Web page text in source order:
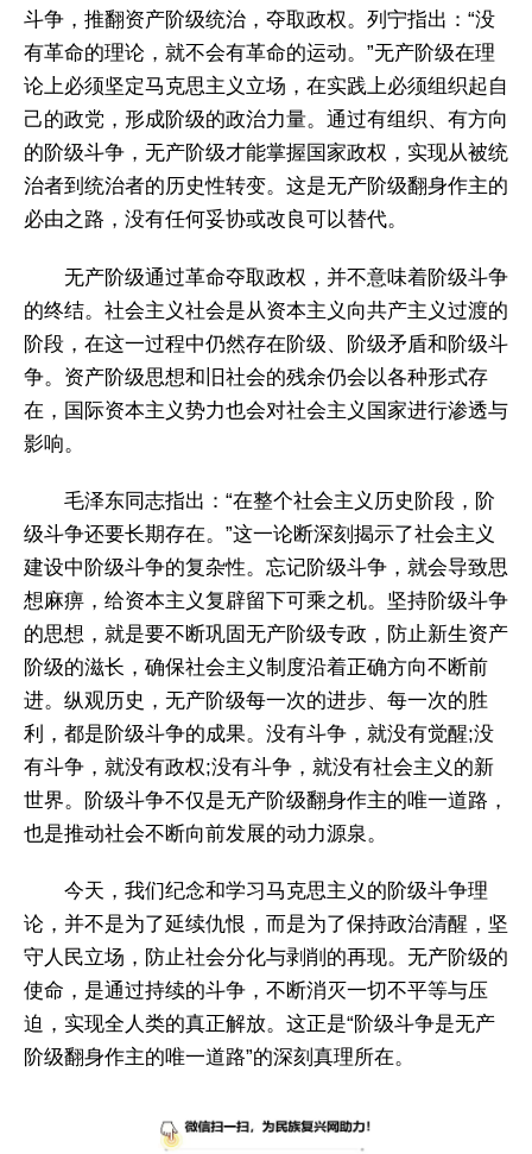
斗争，推翻资产阶级统治，夺取政权。列宁指出：“没
有革命的理论，就不会有革命的运动。”无产阶级在理
论上必须坚定马克思主义立场，在实践上必须组织起自
己的政党，形成阶级的政治力量。通过有组织、有方向
的阶级斗争，无产阶级才能掌握国家政权，实现从被统
治者到统治者的历史性转变。这是无产阶级翻身作主的
必由之路，没有任何妥协或改良可以替代。
无产阶级通过革命夺取政权，并不意味着阶级斗争
的终结。社会主义社会是从资本主义向共产主义过渡的
阶段，在这一过程中仍然存在阶级、阶级矛盾和阶级斗
争。资产阶级思想和旧社会的残余仍会以各种形式存
在，国际资本主义势力也会对社会主义国家进行渗透与
影响。
毛泽东同志指出：“在整个社会主义历史阶段，阶
级斗争还要长期存在。”这一论断深刻揭示了社会主义
建设中阶级斗争的复杂性。忘记阶级斗争，就会导致思
想麻痹，给资本主义复辟留下可乘之机。坚持阶级斗争
的思想，就是要不断巩固无产阶级专政，防止新生资产
阶级的滋长，确保社会主义制度沿着正确方向不断前
进。纵观历史，无产阶级每一次的进步、每一次的胜
利，都是阶级斗争的成果。没有斗争，就没有觉醒;没
有斗争，就没有政权;没有斗争，就没有社会主义的新
世界。阶级斗争不仅是无产阶级翻身作主的唯一道路，
也是推动社会不断向前发展的动力源泉。
今天，我们纪念和学习马克思主义的阶级斗争理
论，并不是为了延续仇恨，而是为了保持政治清醒，坚
守人民立场，防止社会分化与剥削的再现。无产阶级的
使命，是通过持续的斗争，不断消灭一切不平等与压
迫，实现全人类的真正解放。这正是“阶级斗争是无产
阶级翻身作主的唯一道路”的深刻真理所在。